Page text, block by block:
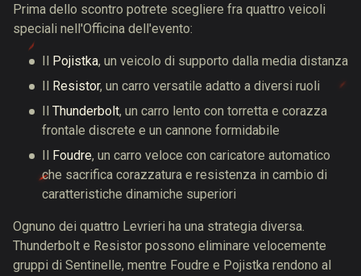
Prima dello scontro potrete scegliere fra quattro veicoli
speciali nell'Officina dell'evento:
Pojistka, un veicolo di supporto dalla media distanza
Resistor, un carro versatile adatto a diversi ruoli
Thunderbolt, un carro lento con torretta e corazza
frontale discrete e un cannone formidabile
Foudre, un carro veloce con caricatore automatico
che sacrifica corazzatura e resistenza in cambio di
caratteristiche dinamiche superiori
Ognuno dei quattro Levrieri ha una strategia diversa.
Thunderbolt e Resistor possono eliminare velocemente
gruppi di Sentinelle, mentre Foudre e Pojistka rendono al